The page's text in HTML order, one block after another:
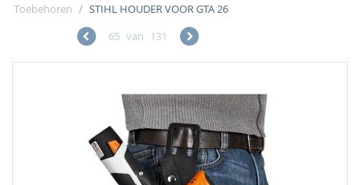
Toebehoren / STIHL HOUDER VOOR GTA 26
65 van 131